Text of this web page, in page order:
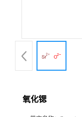
氧化锶